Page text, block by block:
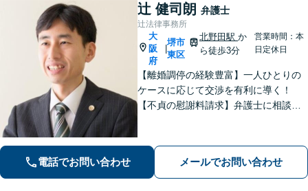
辻 健司朗 弁護士
辻法律事務所
大
阪
府
堺市
東区
北野田駅か
ら徒歩3分
営業時間：本
日定休日
【離婚調停の経験豊富】一人ひとりの
ケースに応じて交渉を有利に導く！
【不貞の慰謝料請求】弁護士に相談す
費・面会交流の問題にも対応】【北野
田駅3分】【完全個室で秘密厳守】
電話でお問い合わせ メールでお問い合わせ